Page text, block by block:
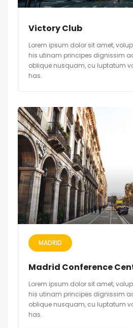
Victory Club
Lorem ipsum dolor sit amet,
his utinam principes dignissim
oblique nusquam, cu luptatum
has.
MADRID
Madrid Conference
Lorem ipsum dolor sit amet,
his utinam principes dignissim
oblique nusquam, cu luptatum
has.